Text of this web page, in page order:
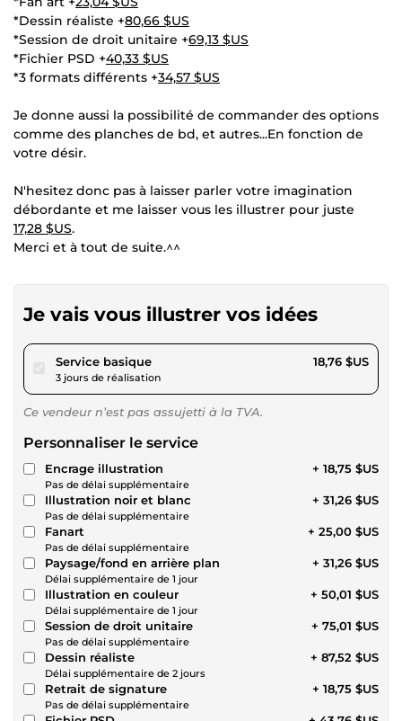
*Dessin réaliste +80,66 $US
*Session de droit unitaire +69,13 $US
*Fichier PSD +40,33 $US
*3 formats différents +34,57 $US
Je donne aussi la possibilité de commander des options
comme des planches de bd, et autres...En fonction de
votre désir.
N'hesitez donc pas à laisser parler votre imagination
débordante et me laisser vous les illustrer pour juste
17,28 $US.
Merci et à tout de suite.^^
Je vais vous illustrer vos idées
Service basiquepour 17,28 $US
3 jours de réalisation
18,76 $US
Ce vendeur n’est pas assujetti à la TVA.
Personnaliser le service
Encrage illustration
Pas de délai supplémentaire
+ 18,75 $US
Illustration noir et blanc
Pas de délai supplémentaire
+ 31,26 $US
Fanart
Pas de délai supplémentaire
+ 25,00 $US
Paysage/fond en arrière plan
Délai supplémentaire de 1 jour
+ 31,26 $US
Illustration en couleur
Délai supplémentaire de 1 jour
+ 50,01 $US
Session de droit unitaire
Pas de délai supplémentaire
+ 75,01 $US
Dessin réaliste
Délai supplémentaire de 2 jours
+ 87,52 $US
Retrait de signature
Pas de délai supplémentaire
+ 18,75 $US